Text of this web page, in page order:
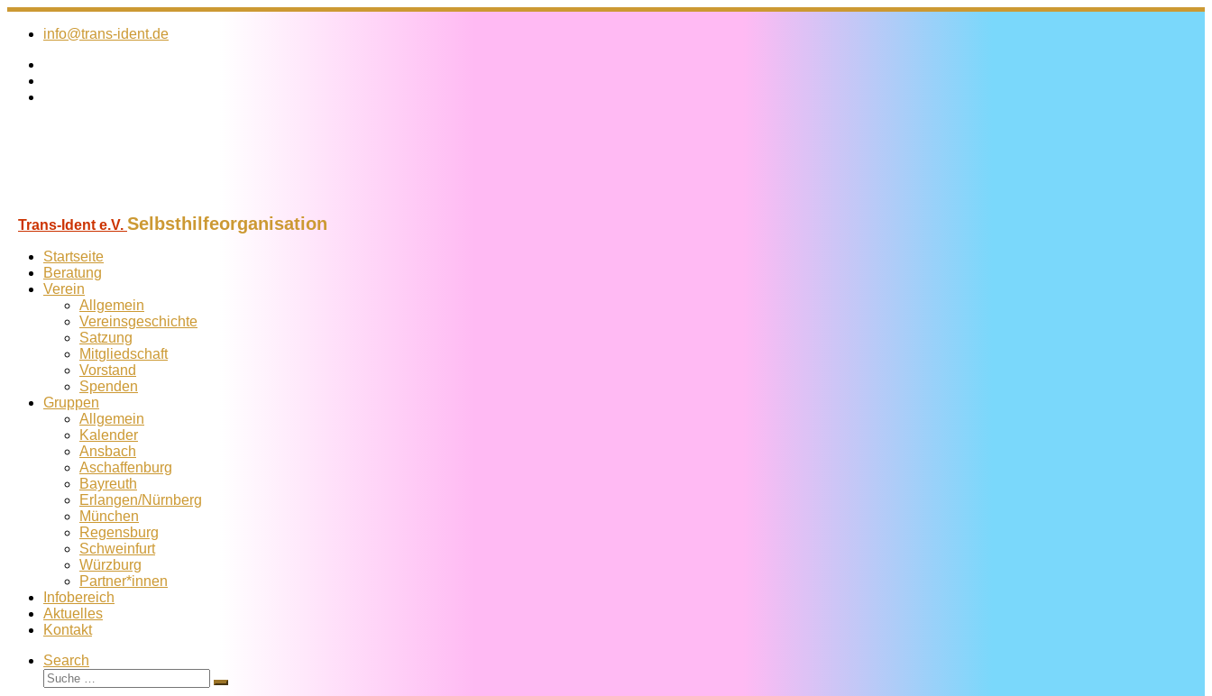
Zum
Inhalt
info@trans-ident.de
Trans-Ident e.V. Selbsthilfeorganisation
Startseite
Beratung
Verein
Allgemein
Vereins­geschichte
Satzung
Mitglied­schaft
Vorstand
Spenden
Gruppen
Allgemein
Kalender
Ansbach
Aschaffenburg
Bayreuth
Erlangen/Nürnberg
München
Regensburg
Schweinfurt
Würzburg
Partner*innen
Infobereich
Aktuelles
Kontakt
Search
Suche
Suche